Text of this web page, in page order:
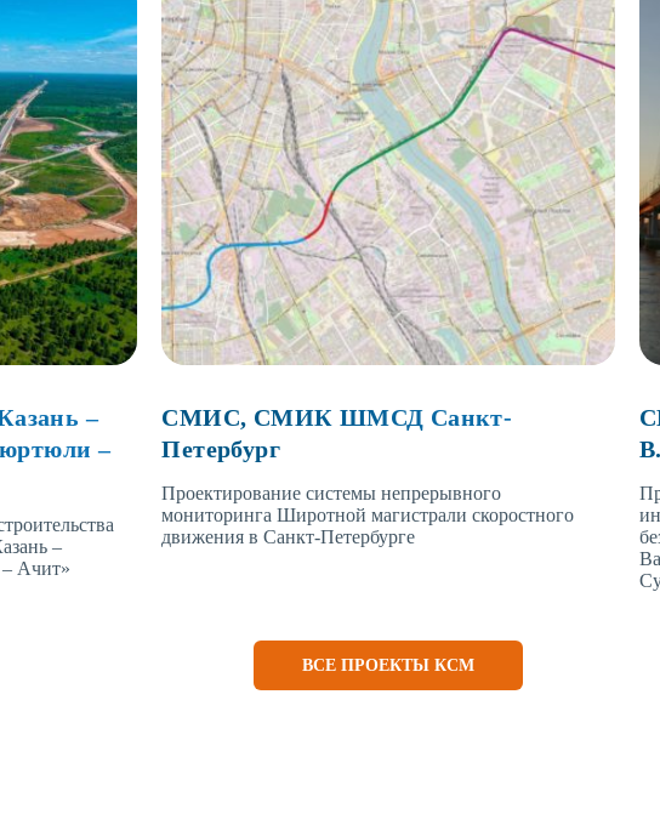
–
–
–
Ачит»
СМИС, СМИК ШМСД Санкт-
Петербург
Проектирование системы непрерывного
мониторинга Широтной магистрали скоростного
движения в Санкт-Петербурге
ВСЕ ПРОЕКТЫ КСМ